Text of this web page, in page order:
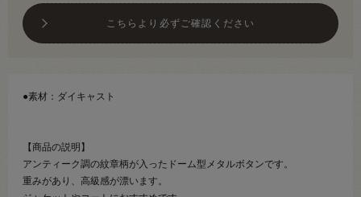
こちらより必ずご確認ください
●素材：ダイキャスト
【商品の説明】
アンティーク調の紋章柄が入ったドーム型メタルボタンです。
重みがあり、高級感が漂います。